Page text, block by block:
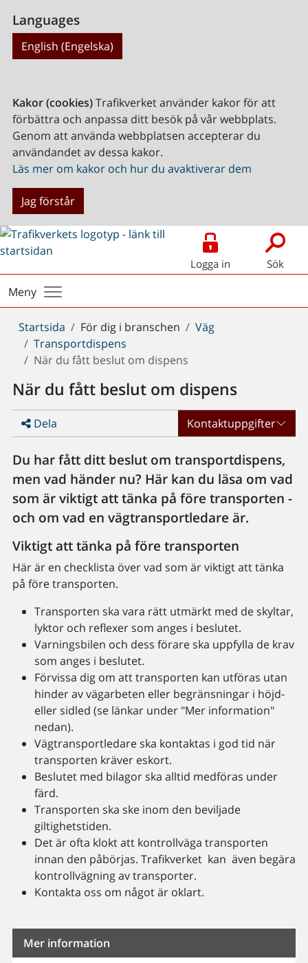
Languages
English (Engelska)
Kakor (cookies)Trafikverket använder kakor för att
förbättra och anpassa ditt besök på vår webbplats.
Genom att använda webbplatsen accepterar du
användandet av dessa kakor.
Läs mer om kakor och hur du avaktiverar dem
Jag förstår
Logga in Sök
Meny
Du
är
här:
Startsida För dig i branschen
Väg
Transportdispens
När du fått beslut om dispens
När du fått beslut om dispens
Dela Kontaktuppgifter
Du har fått ditt beslut om transportdispens,
men vad händer nu? Här kan du läsa om vad
som är viktigt att tänka på före transporten -
och om vad en vägtransportledare är.
Viktigt att tänka på före transporten
Här är en checklista över vad som är viktigt att tänka
på före transporten.
Transporten ska vara rätt utmärkt med de skyltar,
lyktor och reflexer som anges i beslutet.
Varningsbilen och dess förare ska uppfylla de krav
som anges i beslutet.
Förvissa dig om att transporten kan utföras utan
hinder av vägarbeten eller begränsningar i höjd-
eller sidled (se länkar under "Mer information"
nedan).
Vägtransportledare ska kontaktas i god tid när
transporten kräver eskort.
Beslutet med bilagor ska alltid medföras under
färd.
Transporten ska ske inom den beviljade
giltighetstiden.
Det är ofta klokt att kontrollväga transporten
innan den påbörjas. Trafikverket kan även begära
kontrollvägning av transporter.
Kontakta oss om något är oklart.
Mer information